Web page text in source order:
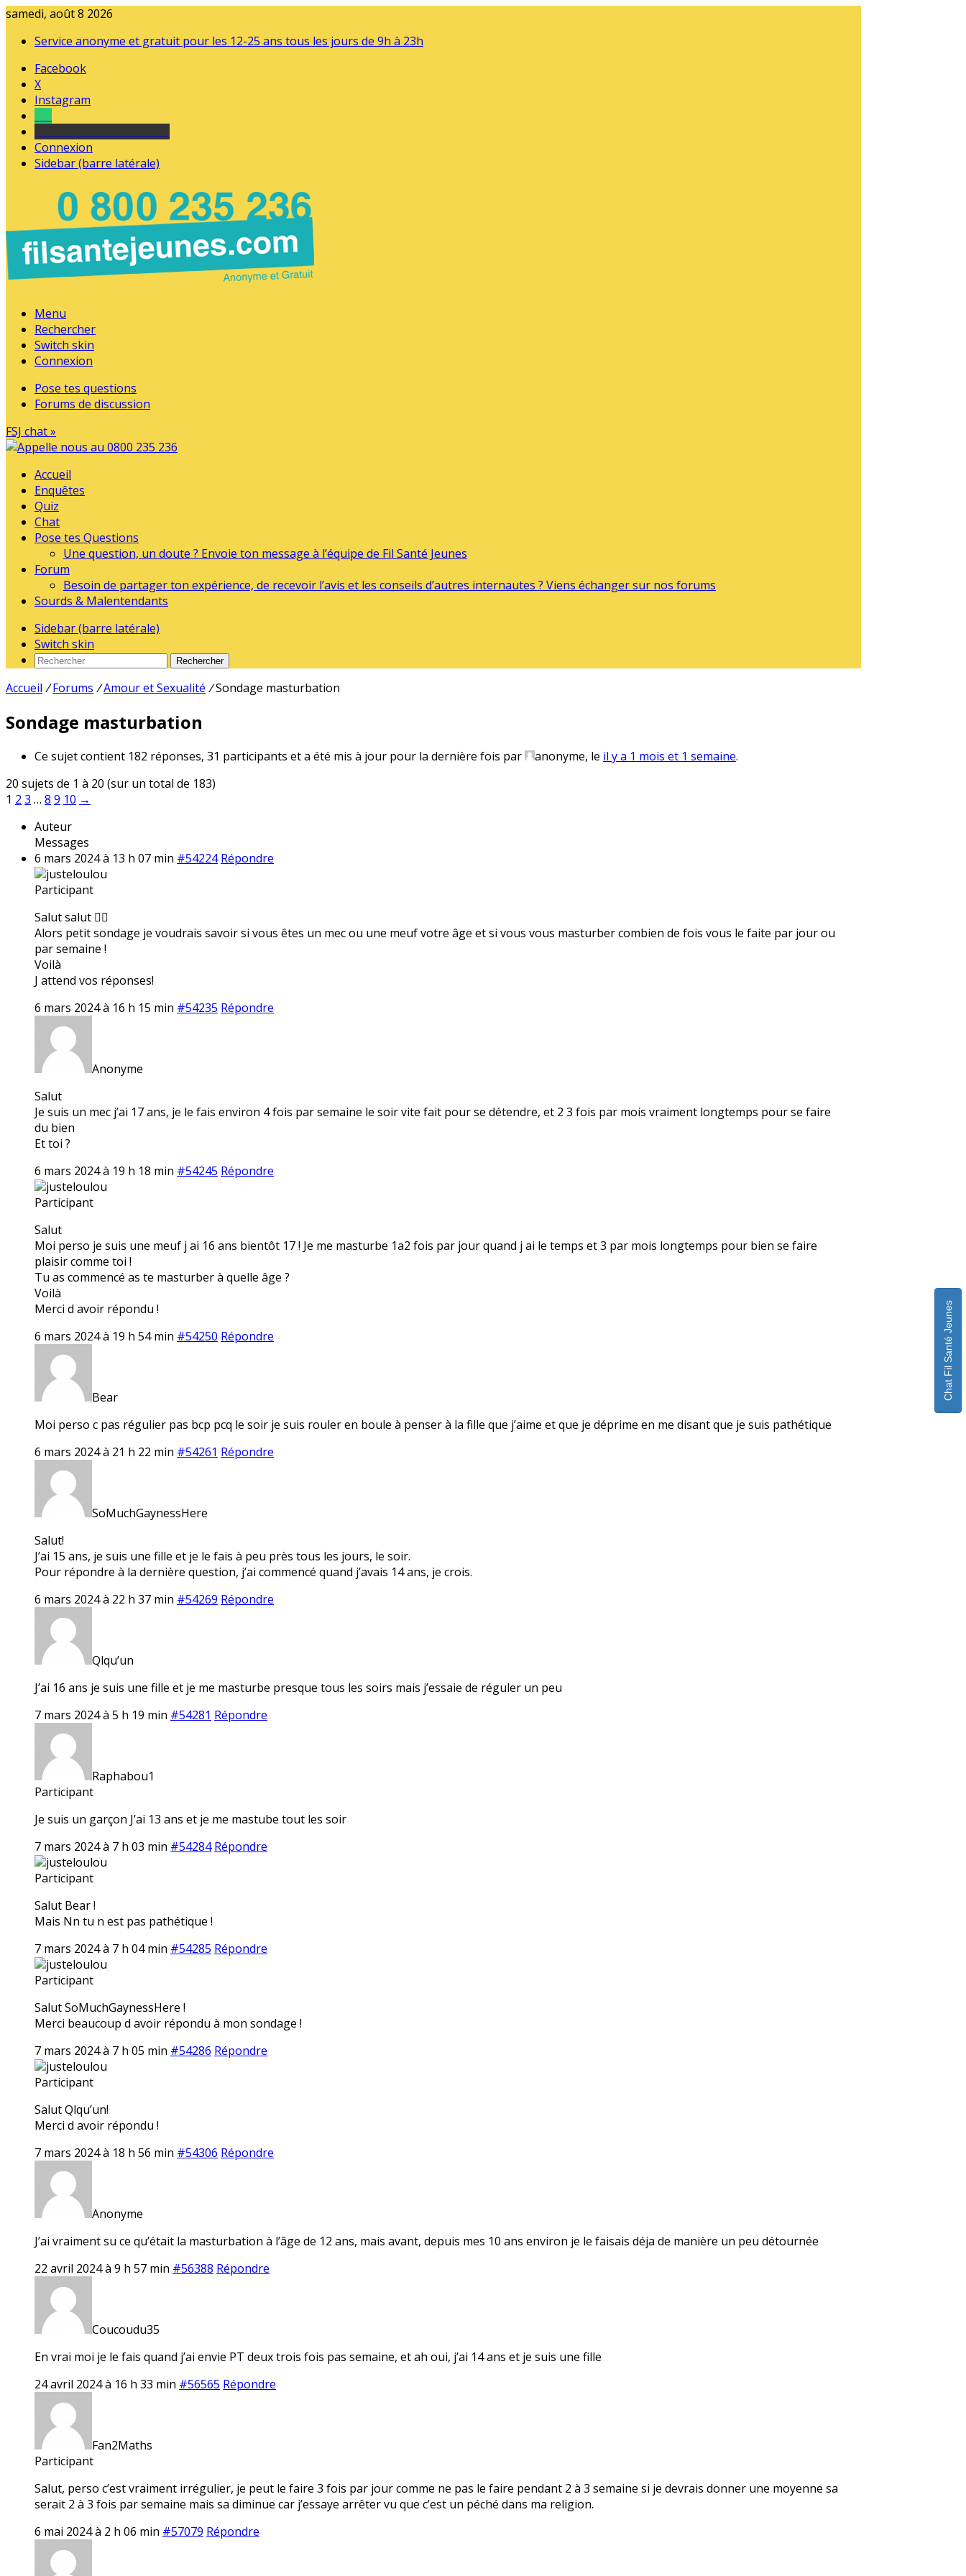
samedi, août 8 2026
Service anonyme et gratuit pour les 12-25 ans tous les jours de 9h à 23h
Facebook
X
Instagram
Connexion
Sidebar (barre latérale)
Menu
Rechercher
Switch skin
Connexion
Pose tes questions
Forums de discussion
FSJ chat »
Accueil
Enquêtes
Quiz
Chat
Pose tes Questions
Une question, un doute ? Envoie ton message à l’équipe de Fil Santé Jeunes
Forum
Besoin de partager ton expérience, de recevoir l’avis et les conseils d’autres internautes ? Viens échanger sur nos forums
Sourds & Malentendants
Sidebar (barre latérale)
Switch skin
Rechercher
Accueil / Forums /Amour et Sexualité /Sondage masturbation
Sondage masturbation
Ce sujet contient 182 réponses, 31 participants et a été mis à jour pour la dernière fois par anonyme, le il y a 1 mois et 1 semaine.
20 sujets de 1 à 20 (sur un total de 183)
1 2 3 … 8 9 10 →
Auteur
Messages
6 mars 2024 à 13 h 07 min #54224 Répondre
justeloulou
Participant
Salut salut ✌🏼
Alors petit sondage je voudrais savoir si vous êtes un mec ou une meuf votre âge et si vous vous masturber combien de fois vous le faite par jour ou
par semaine !
Voilà
J attend vos réponses!
6 mars 2024 à 16 h 15 min #54235 Répondre
Anonyme
Salut
Je suis un mec j’ai 17 ans, je le fais environ 4 fois par semaine le soir vite fait pour se détendre, et 2 3 fois par mois vraiment longtemps pour se faire
du bien
Et toi ?
6 mars 2024 à 19 h 18 min #54245 Répondre
justeloulou
Participant
Salut
Moi perso je suis une meuf j ai 16 ans bientôt 17 ! Je me masturbe 1a2 fois par jour quand j ai le temps et 3 par mois longtemps pour bien se faire
plaisir comme toi !
Tu as commencé as te masturber à quelle âge ?
Voilà
Merci d avoir répondu !
6 mars 2024 à 19 h 54 min #54250 Répondre
Bear
Moi perso c pas régulier pas bcp pcq le soir je suis rouler en boule à penser à la fille que j’aime et que je déprime en me disant que je suis pathétique
6 mars 2024 à 21 h 22 min #54261 Répondre
SoMuchGaynessHere
Salut!
J’ai 15 ans, je suis une fille et je le fais à peu près tous les jours, le soir.
Pour répondre à la dernière question, j’ai commencé quand j’avais 14 ans, je crois.
6 mars 2024 à 22 h 37 min #54269 Répondre
Qlqu’un
J’ai 16 ans je suis une fille et je me masturbe presque tous les soirs mais j’essaie de réguler un peu
7 mars 2024 à 5 h 19 min #54281 Répondre
Raphabou1
Participant
Je suis un garçon J’ai 13 ans et je me mastube tout les soir
7 mars 2024 à 7 h 03 min #54284 Répondre
justeloulou
Participant
Salut Bear !
Mais Nn tu n est pas pathétique !
7 mars 2024 à 7 h 04 min #54285 Répondre
justeloulou
Participant
Salut SoMuchGaynessHere !
Merci beaucoup d avoir répondu à mon sondage !
7 mars 2024 à 7 h 05 min #54286 Répondre
justeloulou
Participant
Salut Qlqu’un!
Merci d avoir répondu !
7 mars 2024 à 18 h 56 min #54306 Répondre
Anonyme
J’ai vraiment su ce qu’était la masturbation à l’âge de 12 ans, mais avant, depuis mes 10 ans environ je le faisais déja de manière un peu détournée
22 avril 2024 à 9 h 57 min #56388 Répondre
Coucoudu35
En vrai moi je le fais quand j’ai envie PT deux trois fois pas semaine, et ah oui, j’ai 14 ans et je suis une fille
24 avril 2024 à 16 h 33 min #56565 Répondre
Fan2Maths
Participant
Salut, perso c’est vraiment irrégulier, je peut le faire 3 fois par jour comme ne pas le faire pendant 2 à 3 semaine si je devrais donner une moyenne sa
serait 2 à 3 fois par semaine mais sa diminue car j’essaye arrêter vu que c’est un péché dans ma religion.
6 mai 2024 à 2 h 06 min #57079 Répondre
Chat Fil Santé Jeunes